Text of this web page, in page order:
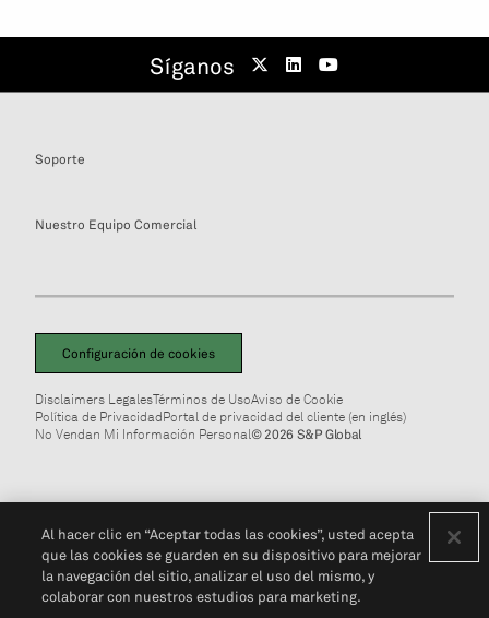
Síganos
Soporte
Nuestro Equipo Comercial
Configuración de cookies
Disclaimers LegalesTérminos de UsoAviso de Cookie
Política de PrivacidadPortal de privacidad del cliente (en inglés)
No Vendan Mi Información Personal© 2026 S&P Global
Al hacer clic en “Aceptar todas las cookies”, usted acepta
que las cookies se guarden en su dispositivo para mejorar
la navegación del sitio, analizar el uso del mismo, y
colaborar con nuestros estudios para marketing.